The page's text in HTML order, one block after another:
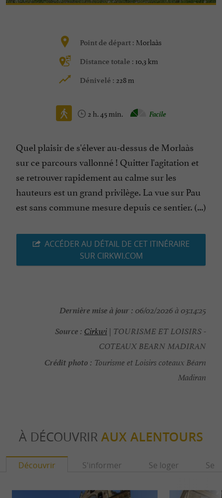
Point de départ : Morlaàs
Distance totale : 10,3 km
Dénivelé : 228 m
2 h. 45 min. Facile
Quel plaisir de s'élever au-dessus de Morlaàs
sur ce parcours vallonné ! Quitter l'agitation et
se retrouver rapidement au calme sur les
hauteurs est un grand privilège. La vue sur Pau
est sans commune mesure depuis ce sentier. (...)
ACCÉDER AU DÉTAIL DE CET ITINÉRAIRE
SUR CIRKWI.COM
Dernière mise à jour : 06/02/2026 à 03:14:25
Source : Cirkwi | TOURISME ET LOISIRS -
COTEAUX BEARN MADIRAN
Crédit photo : Tourisme et Loisirs coteaux Béarn
Madiran
À DÉCOUVRIR AUX ALENTOURS
Découvrir S'informer Se loger Se